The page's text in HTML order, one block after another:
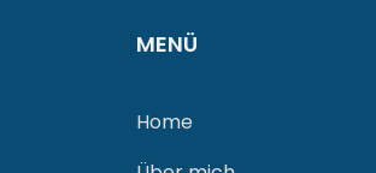
MENÜ
Home